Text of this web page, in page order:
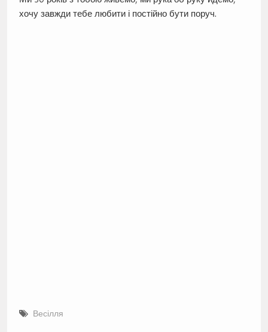
хочу завжди тебе любити і постійно бути поруч.
Весілля